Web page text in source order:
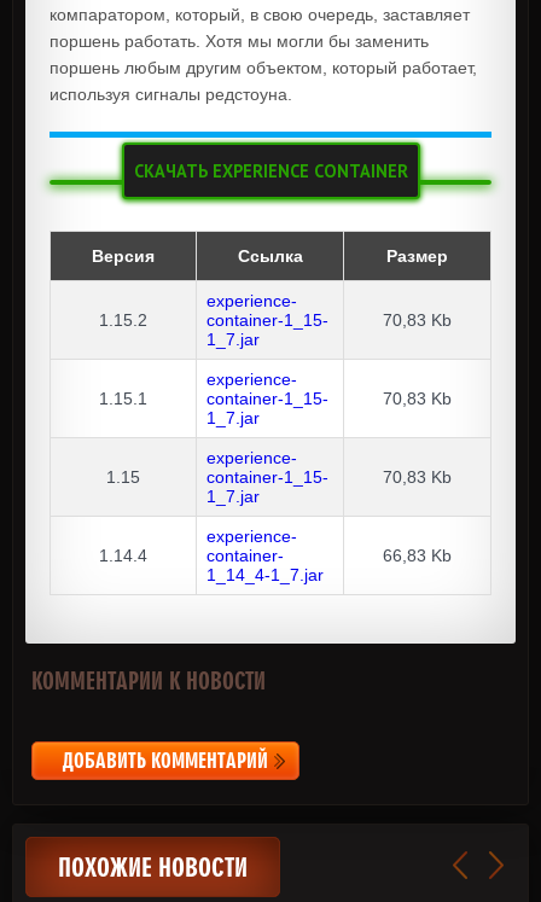
компаратором, который, в свою очередь, заставляет
поршень работать. Хотя мы могли бы заменить
поршень любым другим объектом, который работает,
используя сигналы редстоуна.
СКАЧАТЬ EXPERIENCE CONTAINER
Версия Ссылка Размер
1.15.2
experience-
container-1_15-
1_7.jar
70,83 Kb
1.15.1
experience-
container-1_15-
1_7.jar
70,83 Kb
1.15
experience-
container-1_15-
1_7.jar
70,83 Kb
1.14.4
experience-
container-
1_14_4-1_7.jar
66,83 Kb
КОММЕНТАРИИ К НОВОСТИ
ДОБАВИТЬ КОММЕНТАРИЙ
ПОХОЖИЕ НОВОСТИ